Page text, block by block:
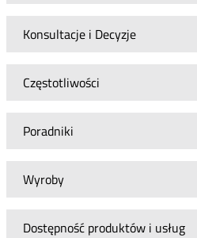
Konsultacje i Decyzje
Częstotliwości
Poradniki
Wyroby
Dostępność produktów i usług